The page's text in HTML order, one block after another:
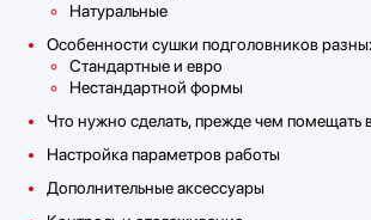
Натуральные
Особенности сушки подголовников
Стандартные и евро
Нестандартной формы
Что нужно сделать, прежде чем помещать
Настройка параметров работы
Дополнительные аксессуары